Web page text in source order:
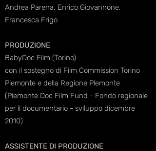
Andrea Parena, Enrico Giovannone,
Francesca Frigo
PRODUZIONE
BabyDoc Film (Torino)
con il sostegno di Film Commission Torino
Piemonte e della Regione Piemonte
(Piemonte Doc Film Fund - Fondo regionale
per il documentario - sviluppo dicembre
2010)
ASSISTENTE DI PRODUZIONE